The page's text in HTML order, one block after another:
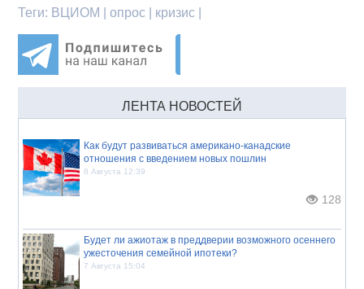
Теги: ВЦИОМ | опрос | кризис |
ЛЕНТА НОВОСТЕЙ
Как будут развиваться американо-канадские
отношения с введением новых пошлин
8 Августа 12:39
128
Будет ли ажиотаж в преддверии возможного осеннего
ужесточения семейной ипотеки?
7 Августа 15:04